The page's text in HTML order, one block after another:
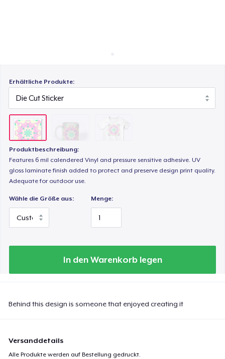
Erhältliche Produkte:
Produktbeschreibung:
Features 6 mil calendered Vinyl and pressure sensitive adhesive. UV
gloss laminate finish added to protect and preserve design print quality.
Adequate for outdoor use.
Wähle die Größe aus: Menge:
In den Warenkorb legen
Behind this design is someone that enjoyed creating it
Versanddetails
Alle Produkte werden auf Bestellung gedruckt.